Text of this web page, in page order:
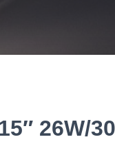
26W/